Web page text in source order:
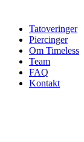
Tatoveringer
Piercinger
Om Timeless
Team
FAQ
Kontakt